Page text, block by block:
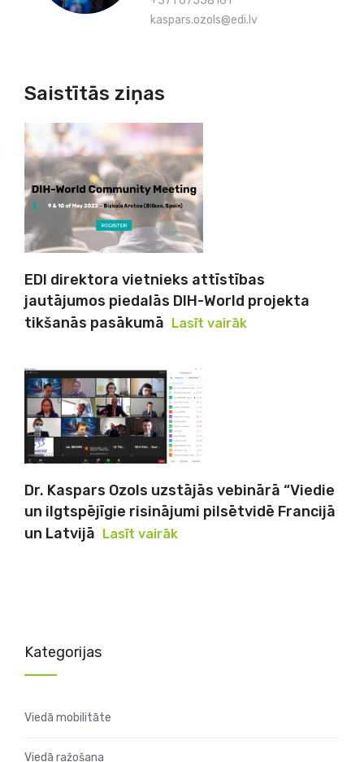
kaspars.ozols@edi.lv
Saistītās ziņas
EDI direktora vietnieks attīstības
jautājumos piedalās DIH-World projekta
tikšanās pasākumā
Lasīt vairāk
Dr. Kaspars Ozols uzstājās vebinārā “Viedie
un ilgtspējīgie risinājumi pilsētvidē Francijā
un Latvijā Lasīt vairāk
Kategorijas
Viedā mobilitāte
Viedā ražošana